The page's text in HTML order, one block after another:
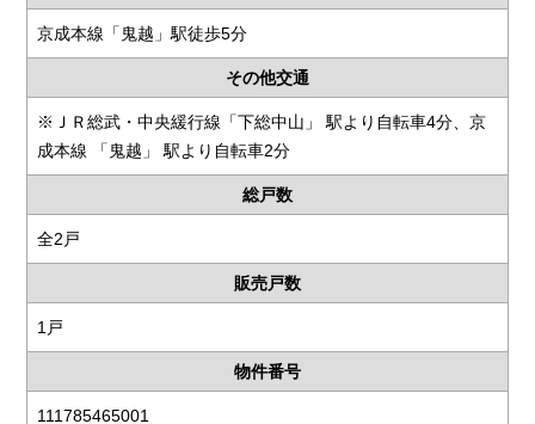
京成本線「鬼越」駅徒歩5分
その他交通
※ＪＲ総武・中央緩行線「下総中山」 駅より自転車4分、京
成本線 「鬼越」 駅より自転車2分
総戸数
全2戸
販売戸数
1戸
物件番号
111785465001